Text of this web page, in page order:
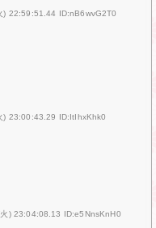
) 22:59:51.44 ID:nB6wvG2T0
) 23:00:43.29 ID:ItIhxKhk0
) 23:04:08.13 ID:e5NnsKnH0